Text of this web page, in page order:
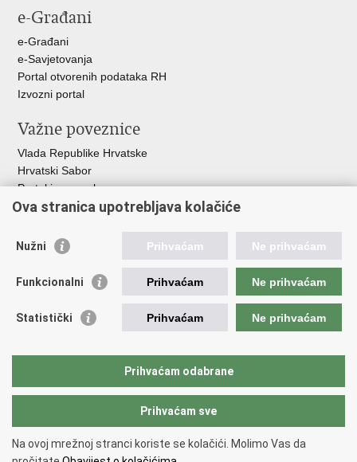
FacebookuTwitteru
e-Građani
e-Građani
e-Savjetovanja
Portal otvorenih podataka RH
Izvozni portal
Važne poveznice
Vlada Republike Hrvatske
Hrvatski Sabor
Portal javne nabave
Centralizirani sustav za zapošljavanje
Institucije i Javne ustanove u nadležnosti
Ministarstva
Fond za zaštitu okoliša i energetsku učinkovitost
Državni hidrometeorološki zavod
Parkovi Hrvatske
Institut za vode „Josip Juraj Strossmayer“
Copyright © 2026 Ministarstvo gospodarstva i održivog razvoja Republike
Ova stranica upotrebljava kolačiće
Nužni Prihvaćam Ne prihvaćam
Funkcionalni Prihvaćam Ne prihvaćam
Statistički Prihvaćam Ne prihvaćam
Prihvaćam odabrane
Prihvaćam sve
Na ovoj mrežnoj stranci koriste se kolačići. Molimo Vas da